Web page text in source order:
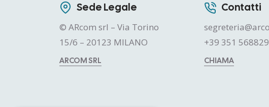
Sede Legale
© ARcom srl – Via Torino
15/6 – 20123 MILANO
ARCOM SRL
Contatti
+39 351
CHIAMA